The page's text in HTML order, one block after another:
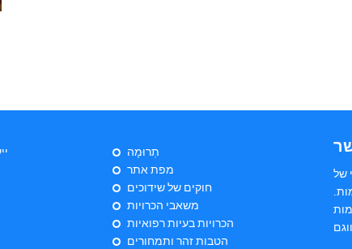
תְרוּמָה
מפת אתר
חוקים של שידוכים
משאבי הכרויות
הכרויות בעיות רפואיות
הטבות זהר ותמחורים
של